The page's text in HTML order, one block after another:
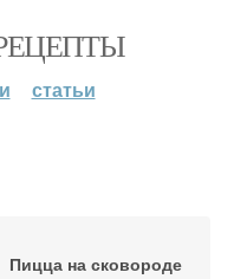
статьи
Пицца на сковороде